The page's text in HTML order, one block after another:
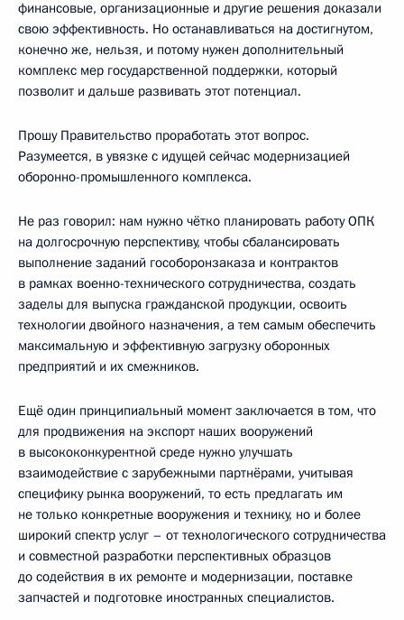
финансовые, организационные и другие решения доказали
свою эффективность. Но останавливаться на достигнутом,
конечно же, нельзя, и потому нужен дополнительный
комплекс мер государственной поддержки, который
позволит и дальше развивать этот потенциал.
Прошу Правительство проработать этот вопрос.
Разумеется, в увязке с идущей сейчас модернизацией
оборонно-промышленного комплекса.
Не раз говорил: нам нужно чётко планировать работу ОПК
на долгосрочную перспективу, чтобы сбалансировать
выполнение заданий гособоронзаказа и контрактов
в рамках военно-технического сотрудничества, создать
заделы для выпуска гражданской продукции, освоить
технологии двойного назначения, а тем самым обеспечить
максимальную и эффективную загрузку оборонных
предприятий и их смежников.
Ещё один принципиальный момент заключается в том, что
для продвижения на экспорт наших вооружений
в высококонкурентной среде нужно улучшать
взаимодействие с зарубежными партнёрами, учитывая
специфику рынка вооружений, то есть предлагать им
не только конкретные вооружения и технику, но и более
широкий спектр услуг – от технологического сотрудничества
и совместной разработки перспективных образцов
до содействия в их ремонте и модернизации, поставке
запчастей и подготовке иностранных специалистов.